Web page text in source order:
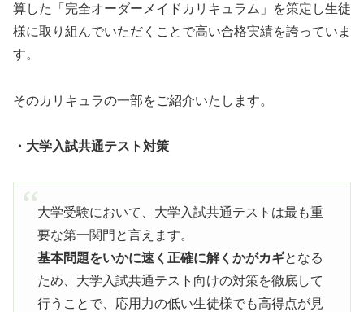
算した「完全オーダーメイドカリキュラム」を策定し生徒
様に取り組んでいただくことで高い合格実績を誇っていま
す。
そのカリキュラの一部をご紹介いたします。
・大学入試共通テスト対策
大学受験において、大学入試共通テストは最も重
要な第一関門と言えます。
基本問題をいかに速く正確に解くかがカギとなる
ため、大学入試共通テスト向けの対策を徹底して
行うことで、応用力の低い生徒様でも高得点が見